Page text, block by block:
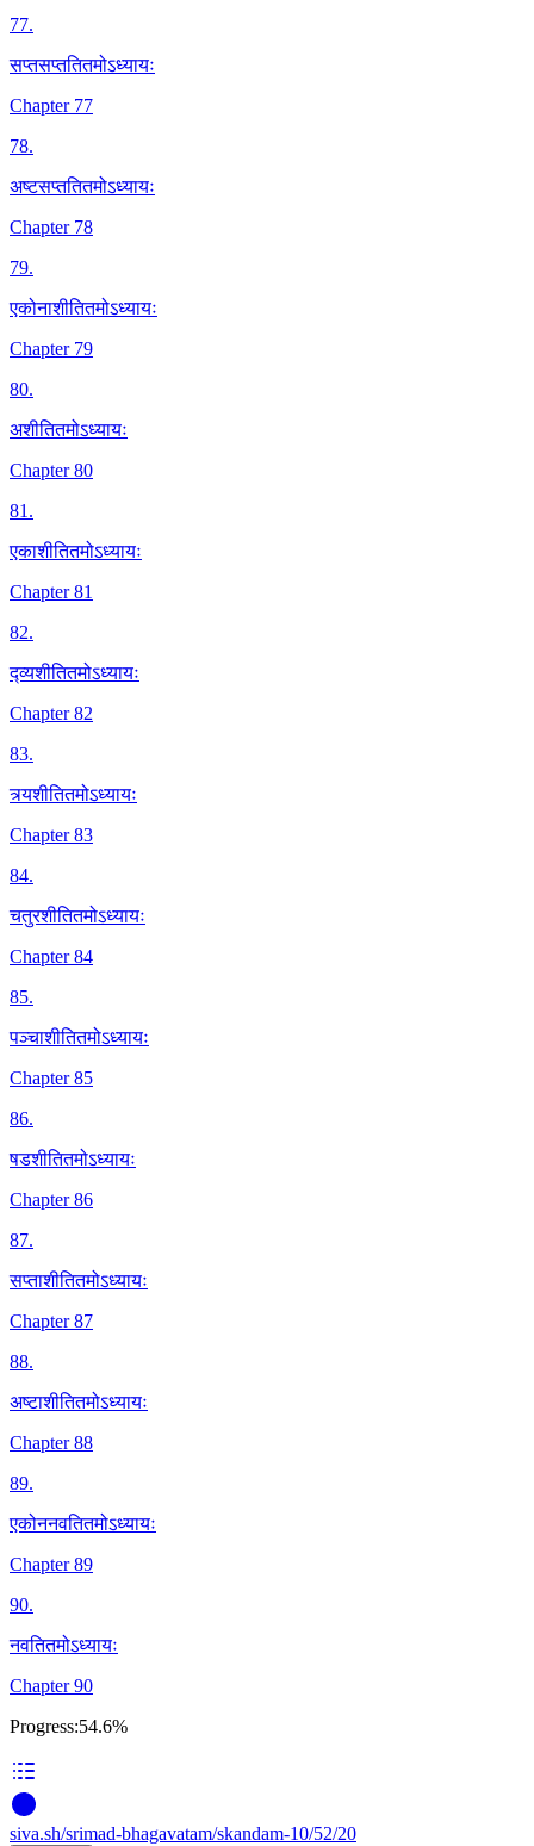
77.
सप्तसप्ततितमोऽध्यायः
Chapter 77
78.
अष्टसप्ततितमोऽध्यायः
Chapter 78
79.
एकोनाशीतितमोऽध्यायः
Chapter 79
80.
अशीतितमोऽध्यायः
Chapter 80
81.
एकाशीतितमोऽध्यायः
Chapter 81
82.
द्व्यशीतितमोऽध्यायः
Chapter 82
83.
त्र्यशीतितमोऽध्यायः
Chapter 83
84.
चतुरशीतितमोऽध्यायः
Chapter 84
85.
पञ्चाशीतितमोऽध्यायः
Chapter 85
86.
षडशीतितमोऽध्यायः
Chapter 86
87.
सप्ताशीतितमोऽध्यायः
Chapter 87
88.
अष्टाशीतितमोऽध्यायः
Chapter 88
89.
एकोननवतितमोऽध्यायः
Chapter 89
90.
नवतितमोऽध्यायः
Chapter 90
Progress:54.6%
siva.sh/srimad-bhagavatam/skandam-10/52/20